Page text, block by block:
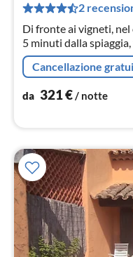
2
Di fronte ai vigneti, nel
5 minuti dalla
una bastide
Cancellazione
da 321€/ notte